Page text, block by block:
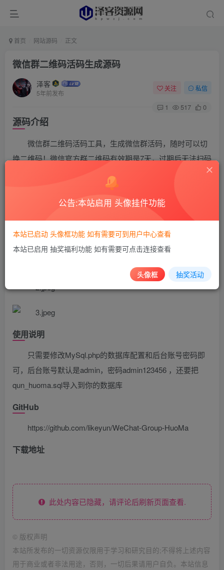
首页 网站源码 正文
微信群二维码活码生成源码
泽客
5年前发布
关注 私信
1 517 0
源码介绍
微信群二维码活码工具，生成微信群活码，随时可以切
换二维码！微信官方群二维码有效期是7天，过期后无法扫码
推广的时候，群满人或者过期了，别人还想进群，我们将会
失去很多推广效果，所以有了群活码，可以在不更换链接和
二维码的前提下，切换扫码后显示的内容，灵活变换！
源码截图
使用说明
只需要修改MySql.php的数据库配置和后台账号密码即
可，后台账号默认是admin，密码admin123456 ，还要把
qun_huoma.sql导入到你的数据库
GitHub
https://github.com/likeyun/WeChat-Group-HuoMa
下载地址
此处内容已隐藏，请评论后刷新页面查看.
© 版权声明
本站所发布的一切资源仅限用于学习和研究目的;不得将上述内容
用于商业或者非法用途，否则，一切后果请用户自负。本站信息
公告:本站启用 头像挂件功能
本站已启动 头像框功能 如有需要可到用户中心查看
本站已启用 抽奖福利功能 如有需要可点击连接查看
头像框 抽奖活动